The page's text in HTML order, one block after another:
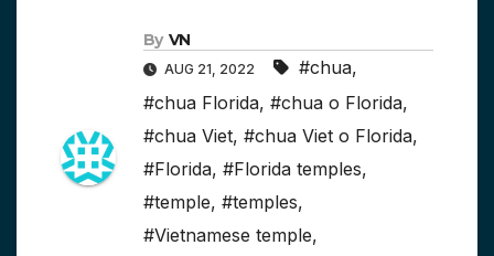
By VN
AUG 21, 2022 #chua,
#chua Florida, #chua o Florida,
#chua Viet, #chua Viet o Florida,
#Florida, #Florida temples,
#temple, #temples,
#Vietnamese temple,